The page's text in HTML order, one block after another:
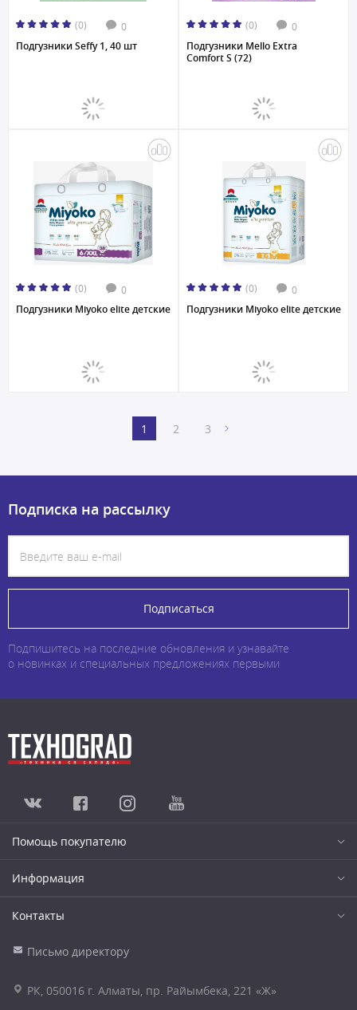
(0) 0
Подгузники Seffy 1, 40 шт
(0) 0
Подгузники Mello Extra
Comfort S (72)
(0) 0
Подгузники Miyoko elite детские XXL/6, 38 шт....
(0) 0
Подгузники Miyoko elite детские S/
1 2 3
Подписка на рассылку
Подписаться
Подпишитесь на последние обновления и узнавайте
о новинках и специальных предложениях первыми
Помощь покупателю
Информация
Контакты
Письмо директору
РК, 050016 г. Алматы, пр. Райымбека, 221 «Ж»